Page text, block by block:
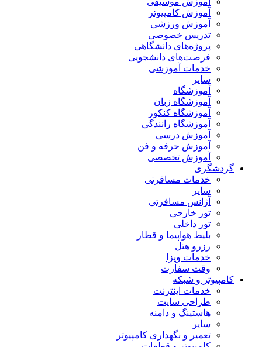
آموزش کامپیوتر
آموزش ورزشی
تدریس خصوصی
پروژه‌های دانشگاهی
فرصت‌های دانشجویی
خدمات آموزشی
سایر
آموزشگاه
آموزشگاه زبان
آموزشگاه کنکور
آموزشگاه رانندگی
آموزش درسی
آموزش حرفه و فن
آموزش تخصصی
گردشگری
خدمات مسافرتی
سایر
آژانس مسافرتی
تور خارجی
تور داخلی
بلیط هواپیما و قطار
رزرو هتل
خدمات ویزا
وقت سفارت
کامپیوتر و شبکه
خدمات اینترنت
طراحی سایت
هاستینگ و دامنه
سایر
تعمیر و نگهداری کامپیوتر